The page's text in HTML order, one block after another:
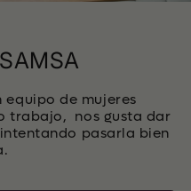
equipo de mujeres
trabajo, nos gusta dar
pasarla bien